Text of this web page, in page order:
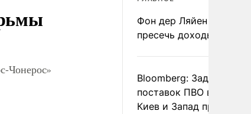
Чонерос»
Фон дер Ляйен
пресечь доходы России
Bloomberg: Задержка
поставок ПВО вынудит
Киев и Запад принять